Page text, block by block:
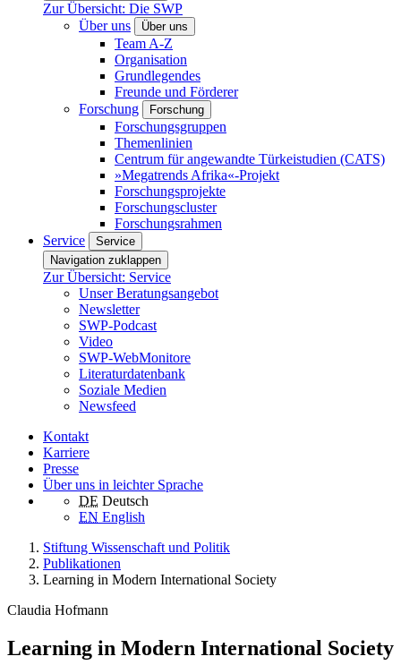
Zur Übersicht: Die SWP
Über uns
Über uns
Team A-Z
Organisation
Grundlegendes
Freunde und Förderer
Forschung
Forschung
Forschungsgruppen
Themenlinien
Centrum für angewandte Türkeistudien (CATS)
»Megatrends Afrika«-Projekt
Forschungsprojekte
Forschungscluster
Forschungsrahmen
Service
Service
Navigation zuklappen
Zur Übersicht: Service
Unser Beratungsangebot
Newsletter
SWP-Podcast
Video
SWP-WebMonitore
Literaturdatenbank
Soziale Medien
Newsfeed
Kontakt
Karriere
Presse
Über uns in leichter Sprache
DE Deutsch
EN English
Stiftung Wissenschaft und Politik
Publikationen
Learning in Modern International Society
Claudia Hofmann
Learning in Modern International Society